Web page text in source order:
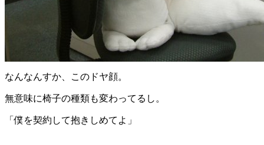
なんなんすか、このドヤ顔。
無意味に椅子の種類も変わってるし。
「僕を契約して抱きしめてよ」